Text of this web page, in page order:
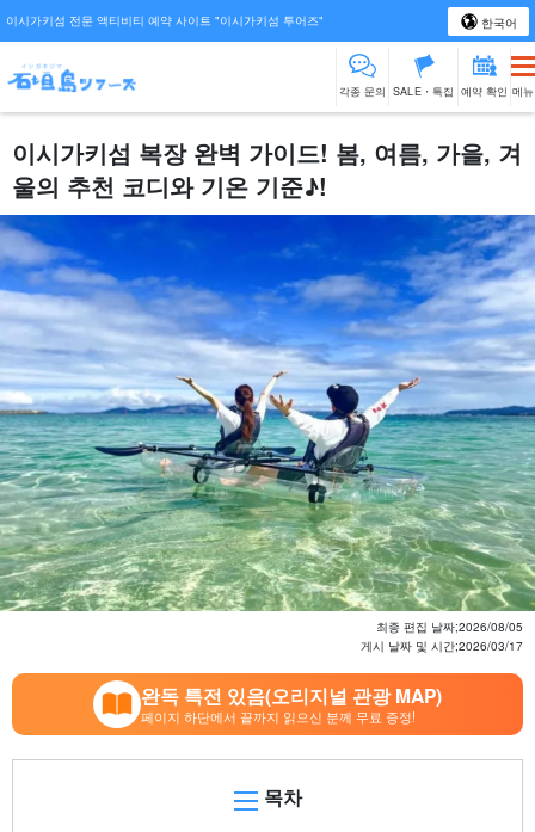
이시가키섬 전문 액티비티 예약 사이트 "이시가키섬 투어즈" 한국어
각종 문의 SALE・특집 예약 확인 메뉴
이시가키섬 복장 완벽 가이드! 봄, 여름, 가을, 겨
울의 추천 코디와 기온 기준♪!
최종 편집 날짜;2026/08/05
게시 날짜 및 시간;2026/03/17
완독 특전 있음(오리지널 관광 MAP)
페이지 하단에서 끝까지 읽으신 분께 무료 증정!
목차